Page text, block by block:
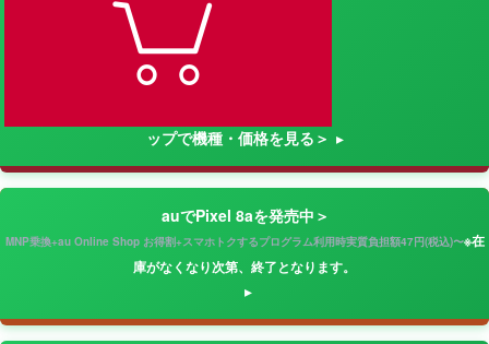
ップで機種・価格を見る＞
auでPixel 8aを発売中＞
MNP乗換+au Online Shop お得割+スマホトクするプログラム利用時実質負担額47円(税込)〜※在
庫がなくなり次第、終了となります。